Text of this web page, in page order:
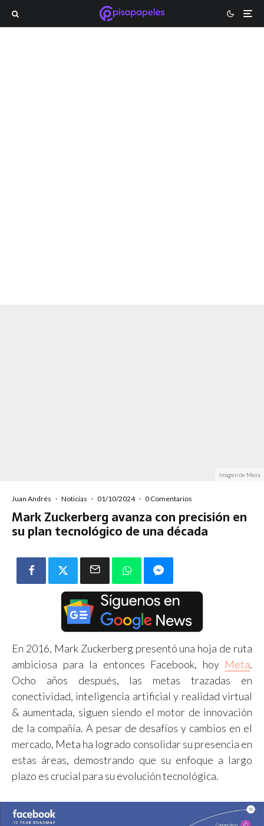
Imagen de Meta
Juan Andrés · Noticias · 01/10/2024 · 0 Comentarios
Mark Zuckerberg avanza con precisión en
su plan tecnológico de una década
En 2016, Mark Zuckerberg presentó una hoja de ruta
ambiciosa para la entonces Facebook, hoy Meta.
Ocho años después, las metas trazadas en
conectividad, inteligencia artificial y realidad virtual
& aumentada, siguen siendo el motor de innovación
de la compañía. A pesar de desafíos y cambios en el
mercado, Meta ha logrado consolidar su presencia en
estas áreas, demostrando que su enfoque a largo
plazo es crucial para su evolución tecnológica.